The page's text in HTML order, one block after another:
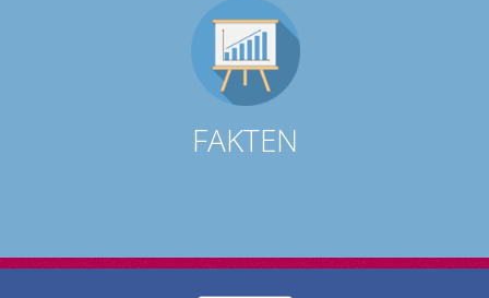
Wußten Sie schon?
FAKTEN